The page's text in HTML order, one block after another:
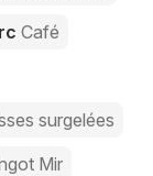
Café
surgelées
Mir